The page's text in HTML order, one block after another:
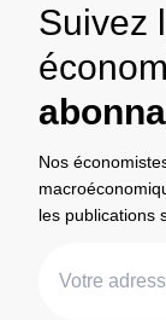
Suivez
Nos
les publications